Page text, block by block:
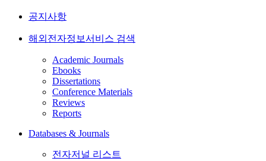
공지사항
해외전자정보서비스 검색
Academic Journals
Ebooks
Dissertations
Conference Materials
Reviews
Reports
Databases & Journals
전자저널 리스트